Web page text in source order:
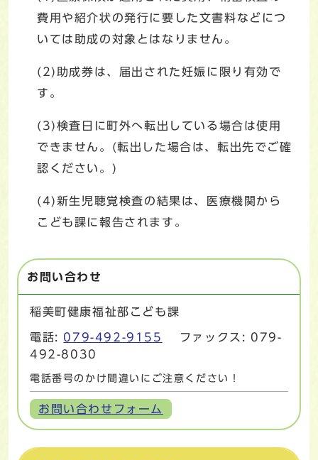
費用や紹介状の発行に要した文書料などにつ
いては助成の対象とはなりません。
(2)助成券は、届出された妊娠に限り有効で
す。
(3)検査日に町外へ転出している場合は使用
できません。(転出した場合は、転出先でご確
認ください。)
(4)新生児聴覚検査の結果は、医療機関から
こども課に報告されます。
お問い合わせ
稲美町健康福祉部こども課
電話: 079-492-9155
ファックス: 079-
492-8030
電話番号のかけ間違いにご注意ください！
お問い合わせフォーム